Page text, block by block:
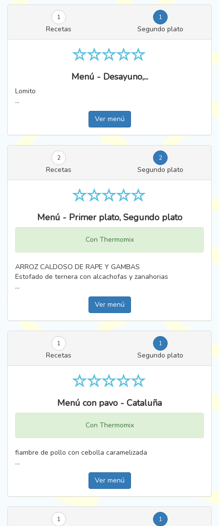
1 1
Recetas Segundo plato
Menú - Desayuno,...
Lomito
...
Ver menú
2 2
Recetas Segundo plato
Menú - Primer plato, Segundo plato
Con Thermomix
ARROZ CALDOSO DE RAPE Y GAMBAS
Estofado de ternera con alcachofas y zanahorias
...
Ver menú
1 1
Recetas Segundo plato
Menú con pavo - Cataluña
Con Thermomix
fiambre de pollo con cebolla caramelizada
...
Ver menú
1 1